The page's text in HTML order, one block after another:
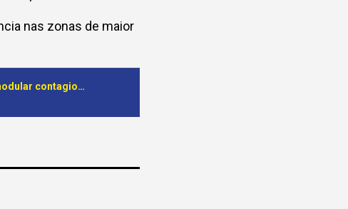
nas zonas de maior
Cunene. Reforçadas medidas de prevenção contra surto de dermatite nodular contagiosa no gado